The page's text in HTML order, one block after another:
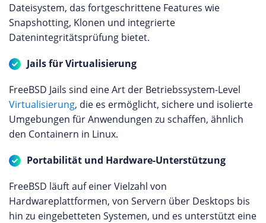
Dateisystem, das fortgeschrittene Features wie
Snapshotting, Klonen und integrierte
Datenintegritätsprüfung bietet.
Jails für Virtualisierung
FreeBSD Jails sind eine Art der Betriebssystem-Level
Virtualisierung, die es ermöglicht, sichere und isolierte
Umgebungen für Anwendungen zu schaffen, ähnlich
den Containern in Linux.
Portabilität und Hardware-Unterstützung
FreeBSD läuft auf einer Vielzahl von
Hardwareplattformen, von Servern über Desktops bis
hin zu eingebetteten Systemen, und es unterstützt eine